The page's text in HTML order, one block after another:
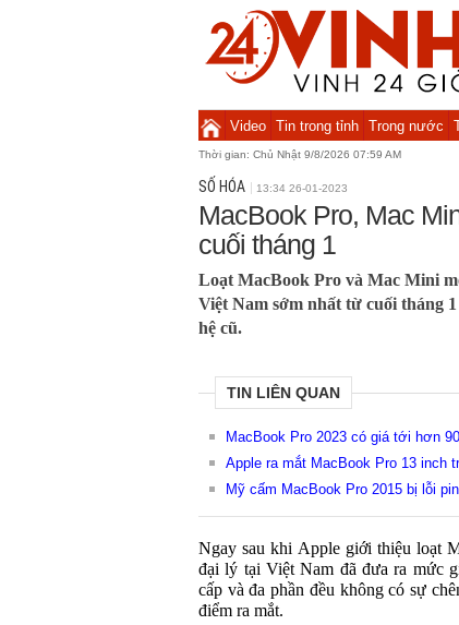
Video Tin trong tỉnh Trong nước
Thời gian: Chủ Nhật 9/8/2026 07:59 AM
SỐ HÓA 13:34 26-01-2023
MacBook Pro, Mac
cuối tháng 1
Loạt MacBook Pro và Mac Mini
Việt Nam sớm nhất từ cuối tháng
hệ cũ.
TIN LIÊN QUAN
MacBook Pro 2023 có giá tới hơn
Apple ra mắt MacBook Pro 13 inch
Mỹ cấm MacBook Pro 2015 bị lỗi
Ngay sau khi Apple giới thiệu loạt
đại lý tại Việt Nam đã đưa ra mức
cấp và đa phần đều không có sự
điểm ra mắt.